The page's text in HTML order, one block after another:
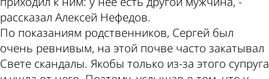
рассказал Алексей Нефедов.
По показаниям родственников, Сергей был
очень ревнивым, на этой почве часто закатывал
Свете скандалы. Якобы только из-за этого супруга